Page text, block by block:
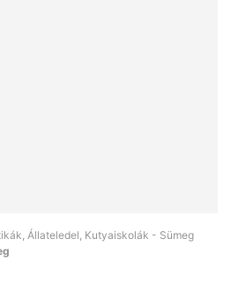
Állateledel, Kutyaiskolák - Sümeg